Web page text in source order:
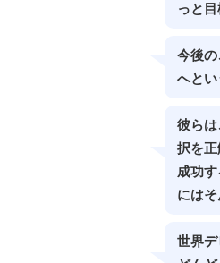
っと
今後
へと
彼ら
択を正
成功
にはそ
世界